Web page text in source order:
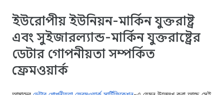
ইউরোপীয় ইউনিয়ন-মার্কিন যুক্তরাষ্ট্র
এবং সুইজারল্যান্ড-মার্কিন যুক্তরাষ্ট্রের
ডেটার গোপনীয়তা সম্পর্কিত
ফ্রেমওয়ার্ক